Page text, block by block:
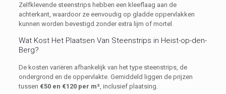
Zelfklevende steenstrips hebben een kleeflaag aan de
achterkant, waardoor ze eenvoudig op gladde oppervlakken
kunnen worden bevestigd zonder extra lijm of mortel.
Wat Kost Het Plaatsen Van Steenstrips in Heist-op-den-
Berg?
De kosten variëren afhankelijk van het type steenstrips, de
ondergrond en de oppervlakte. Gemiddeld liggen de prijzen
tussen €50 en €120 per m², inclusief plaatsing.